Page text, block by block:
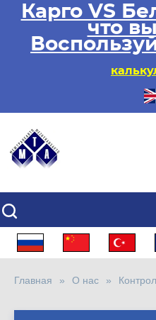
Карго VS
что
Главная О нас